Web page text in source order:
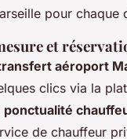
pour chaque
et
aéroport
clics via la
ponctualité
de chauffeur